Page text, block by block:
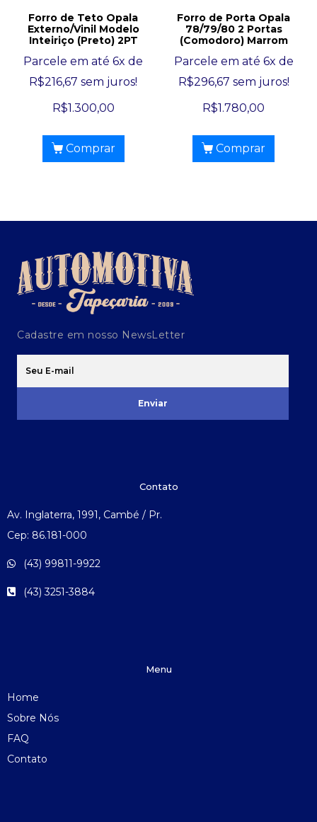
Forro de Teto Opala
Externo/Vinil Modelo
Inteiriço (Preto) 2PT
Parcele em até 6x de
R$216,67 sem juros!
R$1.300,00
Comprar
Forro de Porta Opala
78/79/80 2 Portas
(Comodoro) Marrom
Parcele em até 6x de
R$296,67 sem juros!
R$1.780,00
Comprar
Cadastre em nosso NewsLetter
Enviar
Contato
Av. Inglaterra, 1991, Cambé / Pr.
Cep: 86.181-000
(43) 99811-9922
(43) 3251-3884
Menu
Home
Sobre Nós
FAQ
Contato